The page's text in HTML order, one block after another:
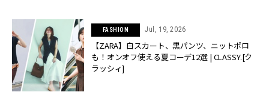
FASHION Jul, 19, 2026
【ZARA】白スカート、黒パンツ、ニットポロ
も！オンオフ使える夏コーデ12選 | CLASSY.[ク
ラッシィ]